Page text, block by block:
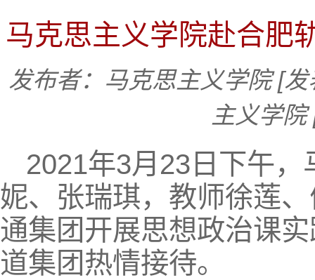
马克思主义学院赴合肥
发布者：马克思主义学院 [
主义学院
2021年3月23日下午
妮、张瑞琪，教师徐莲
通集团开展思想政治课
道集团热情接待。